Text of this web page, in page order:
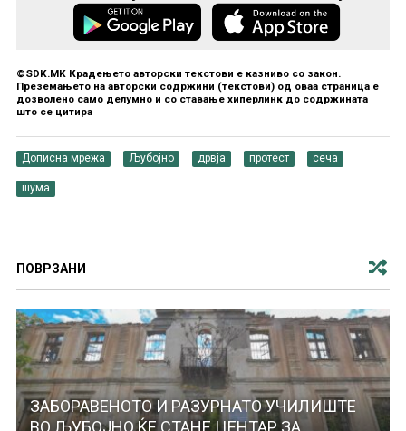
©SDK.MK Крадењето авторски текстови е казниво со закон.
Преземањето на авторски содржини (текстови) од оваа страница е
дозволено само делумно и со ставање хиперлинк до содржината
што се цитира
Дописна мрежа Љубојно дрвја протест сеча
шума
ПОВРЗАНИ
ЗАБОРАВЕНОТО И РАЗУРНАТО УЧИЛИШТЕ